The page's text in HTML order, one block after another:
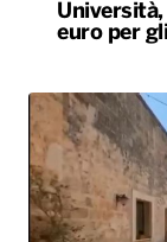
euro per